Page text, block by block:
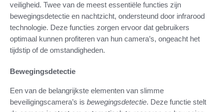
veiligheid. Twee van de meest essentiële functies zijn
bewegingsdetectie en nachtzicht, ondersteund door infrarood
technologie. Deze functies zorgen ervoor dat gebruikers
optimaal kunnen profiteren van hun camera’s, ongeacht het
tijdstip of de omstandigheden.
Bewegingsdetectie
Een van de belangrijkste elementen van slimme
beveiligingscamera’s is bewegingsdetectie. Deze functie stelt